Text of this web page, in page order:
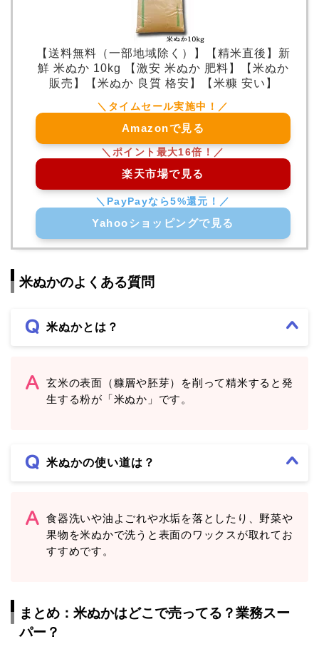
【送料無料（一部地域除く）】【精米直後】新
鮮 米ぬか 10kg 【激安 米ぬか 肥料】【米ぬか
販売】【米ぬか 良質 格安】【米糠 安い】
Amazonで見る
楽天市場で見る
Yahooショッピングで見る
米ぬかのよくある質問
米ぬかとは？
玄米の表面（糠層や胚芽）を削って精米すると発
生する粉が「米ぬか」です。
米ぬかの使い道は？
食器洗いや油よごれや水垢を落としたり、野菜や
果物を米ぬかで洗うと表面のワックスが取れてお
すすめです。
まとめ：米ぬかはどこで売ってる？業務スー
パー？